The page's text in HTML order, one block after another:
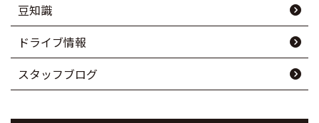
豆知識
ドライブ情報
スタッフブログ